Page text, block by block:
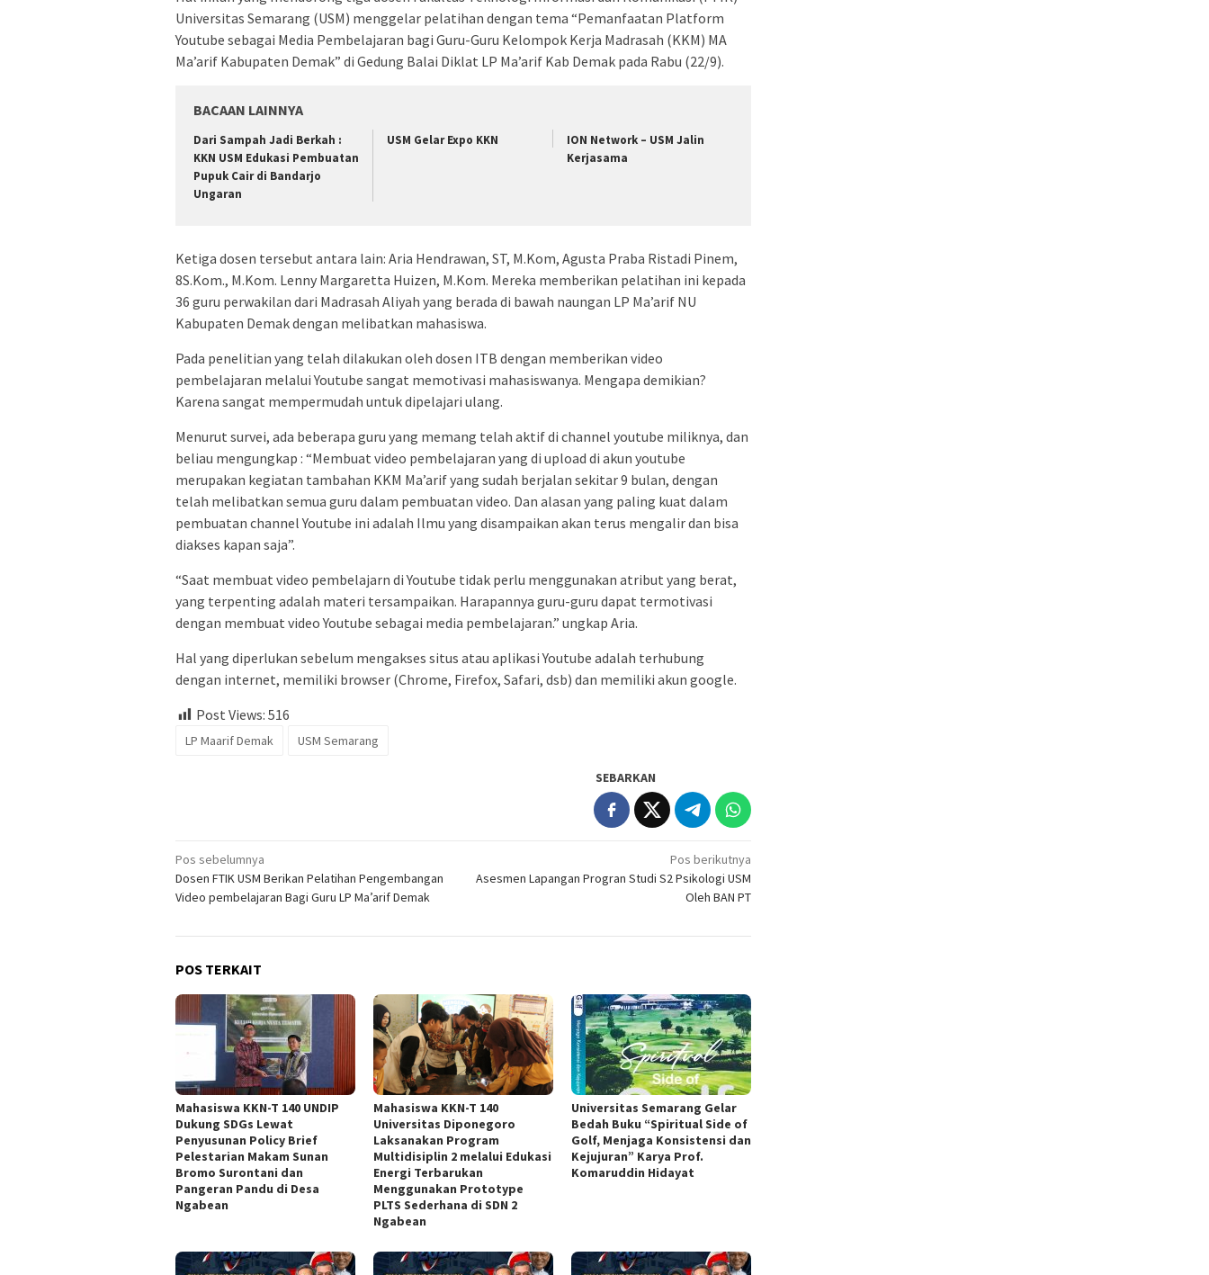
Universitas Semarang (USM) menggelar pelatihan dengan tema “Pemanfaatan Platform
Youtube sebagai Media Pembelajaran bagi Guru-Guru Kelompok Kerja Madrasah (KKM) MA
Ma’arif Kabupaten Demak” di Gedung Balai Diklat LP Ma’arif Kab Demak pada Rabu (22/9).
BACAAN LAINNYA
Dari Sampah Jadi Berkah :
KKN USM Edukasi Pembuatan
Pupuk Cair di Bandarjo
Ungaran
USM Gelar Expo KKN
ION Network – USM Jalin
Kerjasama
Ketiga dosen tersebut antara lain: Aria Hendrawan, ST, M.Kom, Agusta Praba Ristadi Pinem,
8S.Kom., M.Kom. Lenny Margaretta Huizen, M.Kom. Mereka memberikan pelatihan ini kepada
36 guru perwakilan dari Madrasah Aliyah yang berada di bawah naungan LP Ma’arif NU
Kabupaten Demak dengan melibatkan mahasiswa.
Pada penelitian yang telah dilakukan oleh dosen ITB dengan memberikan video
pembelajaran melalui Youtube sangat memotivasi mahasiswanya. Mengapa demikian?
Karena sangat mempermudah untuk dipelajari ulang.
Menurut survei, ada beberapa guru yang memang telah aktif di channel youtube miliknya, dan
beliau mengungkap : “Membuat video pembelajaran yang di upload di akun youtube
merupakan kegiatan tambahan KKM Ma’arif yang sudah berjalan sekitar 9 bulan, dengan
telah melibatkan semua guru dalam pembuatan video. Dan alasan yang paling kuat dalam
pembuatan channel Youtube ini adalah Ilmu yang disampaikan akan terus mengalir dan bisa
diakses kapan saja”.
“Saat membuat video pembelajarn di Youtube tidak perlu menggunakan atribut yang berat,
yang terpenting adalah materi tersampaikan. Harapannya guru-guru dapat termotivasi
dengan membuat video Youtube sebagai media pembelajaran.” ungkap Aria.
Hal yang diperlukan sebelum mengakses situs atau aplikasi Youtube adalah terhubung
dengan internet, memiliki browser (Chrome, Firefox, Safari, dsb) dan memiliki akun google.
Post Views: 516
LP Maarif Demak USM Semarang
SEBARKAN
Navigasi
pos
Pos sebelumnya
Dosen FTIK USM Berikan Pelatihan Pengembangan
Video pembelajaran Bagi Guru LP Ma’arif Demak
Pos berikutnya
Asesmen Lapangan Progran Studi S2 Psikologi USM
Oleh BAN PT
POS TERKAIT
Mahasiswa KKN-T 140 UNDIP
Dukung SDGs Lewat
Penyusunan Policy Brief
Pelestarian Makam Sunan
Bromo Surontani dan
Pangeran Pandu di Desa
Ngabean
Mahasiswa KKN-T 140
Universitas Diponegoro
Laksanakan Program
Multidisiplin 2 melalui Edukasi
Energi Terbarukan
Menggunakan Prototype
PLTS Sederhana di SDN 2
Ngabean
Universitas Semarang Gelar
Bedah Buku “Spiritual Side of
Golf, Menjaga Konsistensi dan
Kejujuran” Karya Prof.
Komaruddin Hidayat